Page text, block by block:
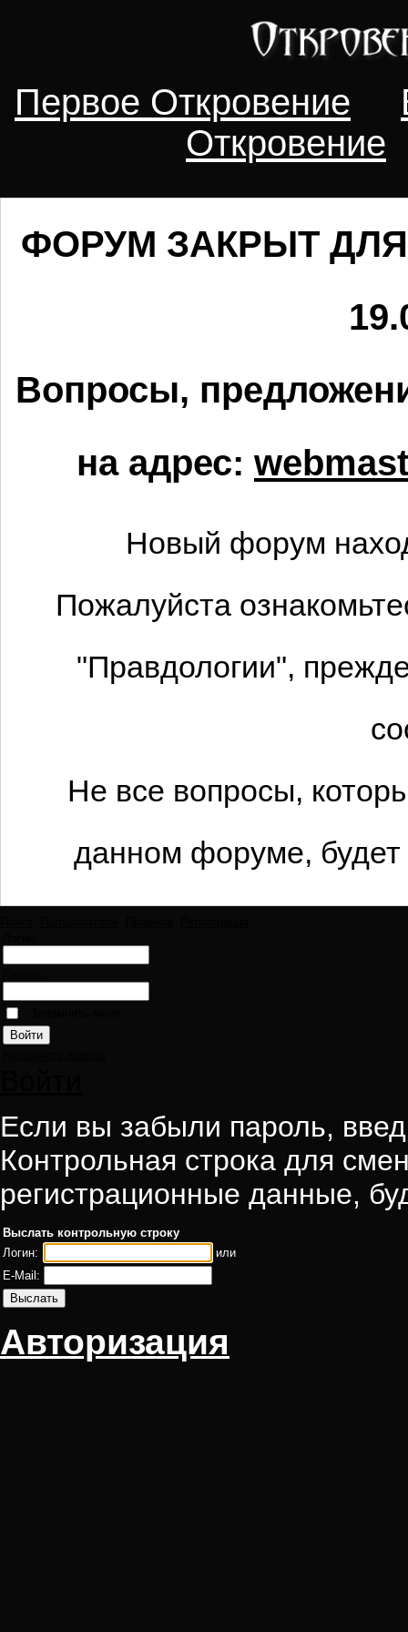
Первое Откровение
Откровение
ФОРУМ ЗАКРЫТ
Вопросы,
на адрес:
Новый форум
Пожалуйста
"Правдологии",
Не все вопросы,
данном форуме,
Если вы забыли пароль,
Контрольная строка для
регистрационные данные,
Выслать контрольную строку
Логин:
или
E-Mail:
Авторизация